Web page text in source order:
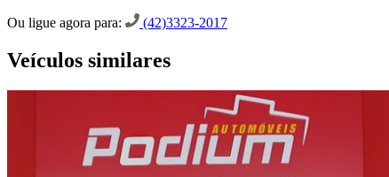
Ou ligue agora para: (42)3323-2017
Veículos similares